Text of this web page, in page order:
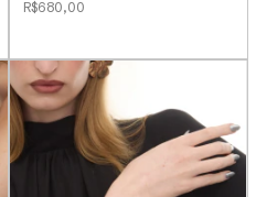
R$680,00